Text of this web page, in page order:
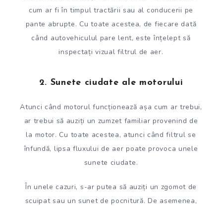
cum ar fi în timpul tractării sau al conducerii pe
pante abrupte. Cu toate acestea, de fiecare dată
când autovehiculul pare lent, este înțelept să
inspectați vizual filtrul de aer.
2. Sunete ciudate ale motorului
Atunci când motorul funcționează așa cum ar trebui,
ar trebui să auziți un zumzet familiar provenind de
la motor. Cu toate acestea, atunci când filtrul se
înfundă, lipsa fluxului de aer poate provoca unele
sunete ciudate.
În unele cazuri, s-ar putea să auziți un zgomot de
scuipat sau un sunet de pocnitură. De asemenea,